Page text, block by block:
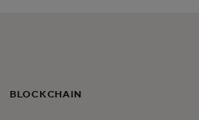
BLOCKCHAIN